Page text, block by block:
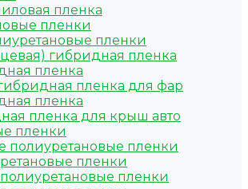
пленка
пленки
пленки
гибридная пленка
пленка
пленка для фар
пленка
пленка для крыш авто
пленки
полиуретановые пленки
пленки
пленки